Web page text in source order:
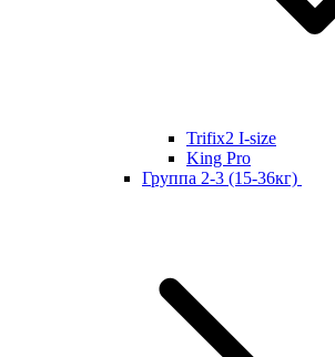
Trifix2 I-size
King Pro
Группа 2-3 (15-36кг)